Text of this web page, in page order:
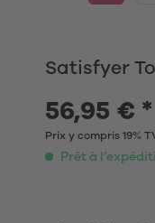
Satisfyer
56,95 € *
Prix y compris 19%
Prêt à